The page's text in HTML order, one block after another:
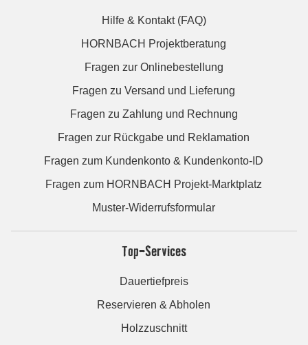
Hilfe & Kontakt (FAQ)
HORNBACH Projektberatung
Fragen zur Onlinebestellung
Fragen zu Versand und Lieferung
Fragen zu Zahlung und Rechnung
Fragen zur Rückgabe und Reklamation
Fragen zum Kundenkonto & Kundenkonto-ID
Fragen zum HORNBACH Projekt-Marktplatz
Muster-Widerrufsformular
Top-Services
Dauertiefpreis
Reservieren & Abholen
Holzzuschnitt